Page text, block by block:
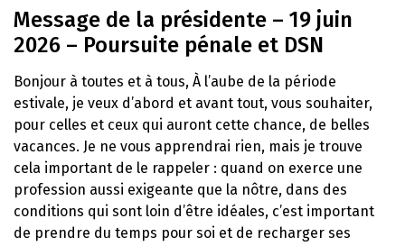
Message de la présidente – 19 juin
2026 – Poursuite pénale et DSN
Bonjour à toutes et à tous, À l’aube de la période
estivale, je veux d’abord et avant tout, vous souhaiter,
pour celles et ceux qui auront cette chance, de belles
vacances. Je ne vous apprendrai rien, mais je trouve
cela important de le rappeler : quand on exerce une
profession aussi exigeante que la nôtre, dans des
conditions qui sont loin d’être idéales, c’est important
de prendre du temps pour soi et de recharger ses